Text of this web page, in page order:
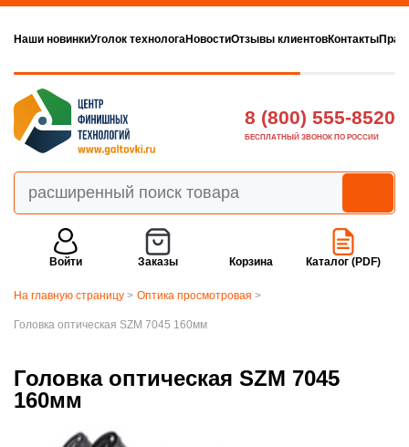
Наши новинкиУголок технологаНовостиОтзывы клиентовКонтакты
8 (800) 555-8520
БЕСПЛАТНЫЙ ЗВОНОК ПО РОССИИ
Войти Заказы Корзина Каталог (PDF)
На главную страницу > Оптика просмотровая >
Головка оптическая SZM 7045 160мм
Головка оптическая SZM 7045
160мм